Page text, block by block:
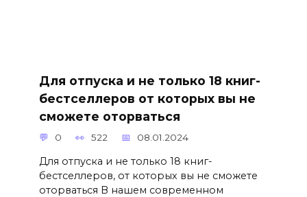
Для отпуска и не только 18 книг-
бестселлеров от которых вы не
сможете оторваться
0 522 08.01.2024
Для отпуска и не только 18 книг-
бестселлеров, от которых вы не сможете
оторваться В нашем современном